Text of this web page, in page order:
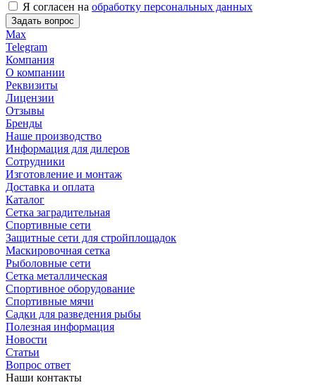
Я согласен на обработку персональных данных
Задать вопрос
Max
Telegram
Компания
О компании
Реквизиты
Лицензии
Отзывы
Бренды
Наше производство
Информация для дилеров
Сотрудники
Изготовление и монтаж
Доставка и оплата
Каталог
Сетка заградительная
Спортивные сети
Защитные сети для стройплощадок
Маскировочная сетка
Рыболовные сети
Сетка металлическая
Спортивное оборудование
Спортивные мячи
Садки для разведения рыбы
Полезная информация
Новости
Статьи
Вопрос ответ
Наши контакты